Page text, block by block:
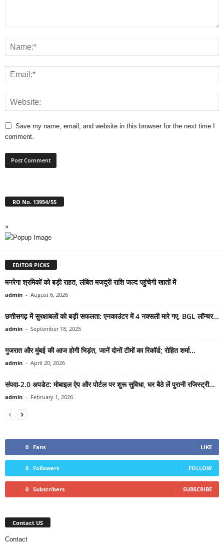
Save my name, email, and website in this browser for the next time I
comment.
RO No. 13954/55
×
EDITOR PICKS
मनरेगा श्रमिकों को बड़ी राहत, लंबित मजदूरी राशि जल्द पहुंचेगी खातों में
admin - August 6, 2026
छत्तीसगढ़ में सुरक्षाबलों को बड़ी सफलता: एनकाउंटर में 4 नक्सली मारे गए, BGL लॉन्चर...
admin - September 18, 2025
गुजरात और मुंबई की आज होगी भिड़ंत, जानें दोनों टीमों का रिकॉर्ड; रोहित शर्मा...
admin - April 20, 2026
संपदा-2.0 अपडेट: मोबाइल ऐप और पोर्टल पर शुरू सुविधा, घर बैठे लें पुरानी रजिस्ट्री...
admin - February 1, 2026
0 Fans LIKE
0 Followers FOLLOW
0 Subscribers SUBSCRIBE
Contact US
Contact